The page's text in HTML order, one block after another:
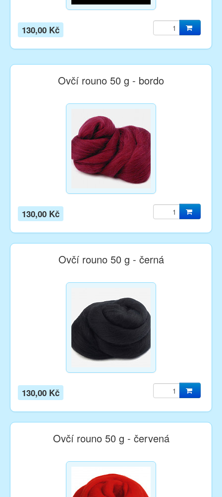
130,00 Kč
Ovčí rouno 50 g - bordo
130,00 Kč
Ovčí rouno 50 g - černá
130,00 Kč
Ovčí rouno 50 g - červená